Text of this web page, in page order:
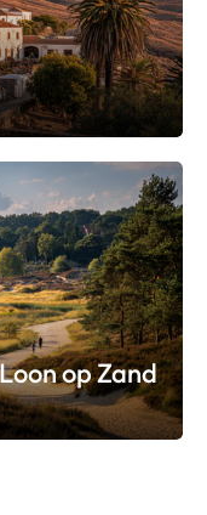
op Zand